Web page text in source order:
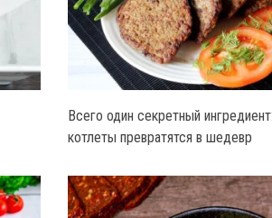
Всего один секретный
котлеты превратятся в шедевр